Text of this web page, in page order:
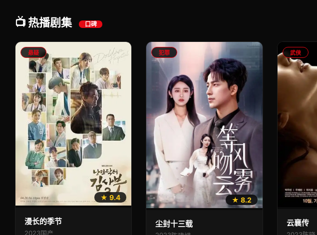
📺 热播剧集 口碑
悬疑
★ 9.4
漫长的季节
2023国产
犯罪
★ 8.2
尘封十三载
武侠
云襄传